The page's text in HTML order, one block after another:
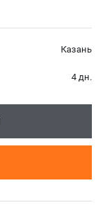
Казань
4 дн.